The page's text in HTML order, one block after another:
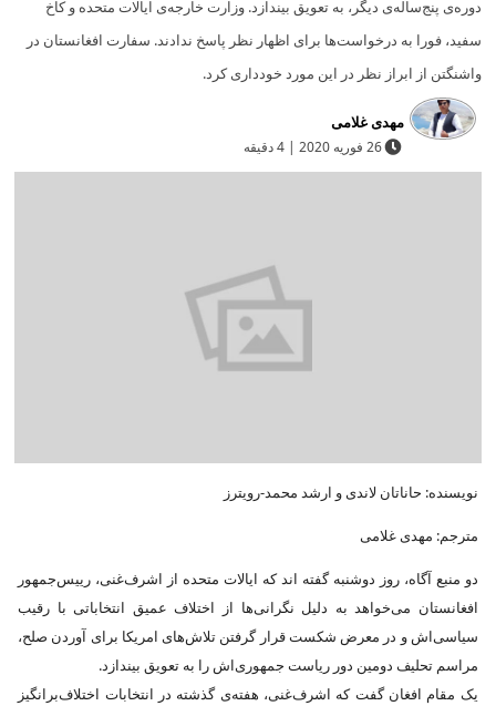
دوره‌ی پنج‌ساله‌ی دیگر، به تعویق بیندازد. وزارت خارجه‌ی ایالات متحده و کاخ
سفید، فورا به درخواست‌ها برای اظهار نظر پاسخ ندادند. سفارت افغانستان در
واشنگتن از ابراز نظر در این مورد خودداری کرد.
مهدی غلامی
26 فوریه 2020 | 4 دقیقه
نویسنده: حاناتان لاندی و ارشد محمد-رویترز
مترجم: مهدی غلامی
دو منبع آگاه، روز دوشنبه گفته اند که ایالات متحده از اشرف‌غنی، رییس‌جمهور
افغانستان می‌خواهد به دلیل نگرانی‌ها از اختلاف عمیق انتخاباتی با رقیب
سیاسی‌اش و در معرض شکست قرار گرفتن تلاش‌های امریکا برای آوردن صلح،
مراسم تحلیف دومین دور ریاست جمهوری‌اش را به تعویق بیندازد.
یک مقام افغان گفت که اشرف‌غنی، هفته‌ی گذشته در انتخابات اختلاف‌برانگیز